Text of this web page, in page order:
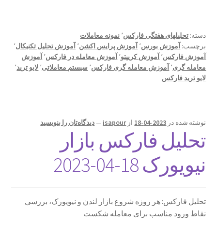
دسته: تحلیلهای هفتگی فارکس٬ نمونه معاملات
برچسب: آموزش بورس٬ آموزش پرایس اکشن٬ آموزش تحلیل تکنیکال٬
آموزش فارکس٬ آموزش کریپتو٬ آموزش معامله در فارکس٬ آموزش
معامله گری٬ آموزش معامله گری فارکس٬ سیستم معاملاتی٬ لایو ترید٬
لایو ترید فارکس
نوشته شده در 2023-04-18 ازisapour
—دیدگاه‌تان را بنویسید
تحلیل فارکس بازار
نیویورک 18-04-2023
تحلیل فارکس: هر روزه شروع بازار لندن و نیویورک، بررسی
نقاط ورود مناسب برای معامله شکست